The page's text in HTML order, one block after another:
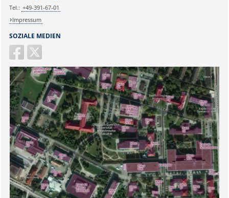
Sicherheitsabfrage:
SOZIALE MEDIEN
Tel.: +49-391-67-01
Impressum